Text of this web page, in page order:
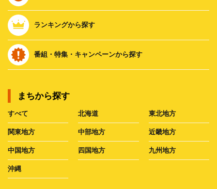
ランキングから探す
番組・特集・キャンペーンから探す
まちから探す
すべて 北海道 東北地方
関東地方 中部地方 近畿地方
中国地方 四国地方 九州地方
沖縄